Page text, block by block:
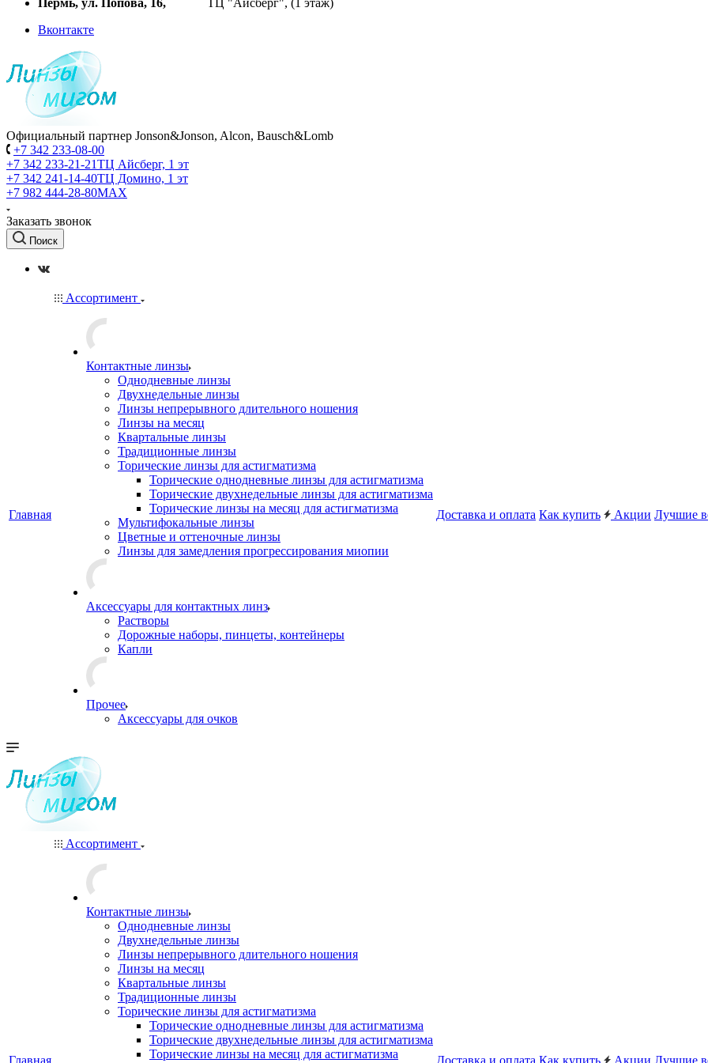
Пермь, ул. Попова, 16, ТЦ "Айсберг", (1 этаж)
Вконтакте
Официальный партнер Jonson&Jonson, Alcon, Bausch&Lomb
+7 342 233-08-00
+7 342 233-21-21ТЦ Айсберг, 1 эт
+7 342 241-14-40ТЦ Домино, 1 эт
+7 982 444-28-80MAX
Заказать звонок
Поиск
Главная
Ассортимент
Контактные линзы
Однодневные линзы
Двухнедельные линзы
Линзы непрерывного длительного ношения
Линзы на месяц
Квартальные линзы
Традиционные линзы
Торические линзы для астигматизма
Торические однодневные линзы для астигматизма
Торические двухнедельные линзы для астигматизма
Торические линзы на месяц для астигматизма
Мультифокальные линзы
Цветные и оттеночные линзы
Линзы для замедления прогрессирования миопии
Аксессуары для контактных линз
Растворы
Дорожные наборы, пинцеты, контейнеры
Капли
Прочее
Аксессуары для очков
Доставка и оплата Как купить Акции Лучшие
Главная
Ассортимент
Контактные линзы
Однодневные линзы
Двухнедельные линзы
Линзы непрерывного длительного ношения
Линзы на месяц
Квартальные линзы
Традиционные линзы
Торические линзы для астигматизма
Торические однодневные линзы для астигматизма
Торические двухнедельные линзы для астигматизма
Торические линзы на месяц для астигматизма
Доставка и оплата Как купить Акции Лучшие